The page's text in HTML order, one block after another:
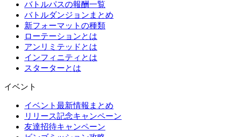
バトルパスの報酬一覧
バトルダンジョンまとめ
新フォーマットの種類
ローテーションとは
アンリミテッドとは
インフィニティとは
スターターとは
イベント
イベント最新情報まとめ
リリース記念キャンペーン
友達招待キャンペーン